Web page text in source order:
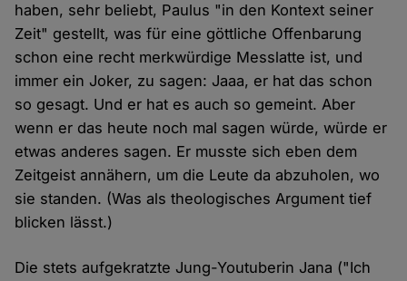
haben, sehr beliebt, Paulus "in den Kontext seiner
Zeit" gestellt, was für eine göttliche Offenbarung
schon eine recht merkwürdige Messlatte ist, und
immer ein Joker, zu sagen: Jaaa, er hat das schon
so gesagt. Und er hat es auch so gemeint. Aber
wenn er das heute noch mal sagen würde, würde er
etwas anderes sagen. Er musste sich eben dem
Zeitgeist annähern, um die Leute da abzuholen, wo
sie standen. (Was als theologisches Argument tief
blicken lässt.)
Die stets aufgekratzte Jung-Youtuberin Jana ("Ich